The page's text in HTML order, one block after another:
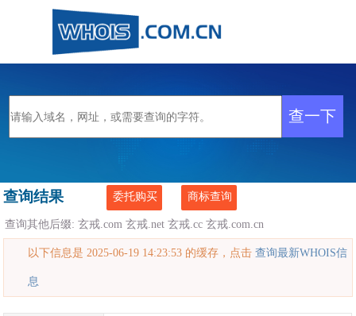
查询结果 委托购买 商标查询
查询其他后缀:玄戒.com 玄戒.net 玄戒.cc 玄戒.com.cn
以下信息是 2025-06-19 14:23:53 的缓存，点击查询最新WHOIS信
息